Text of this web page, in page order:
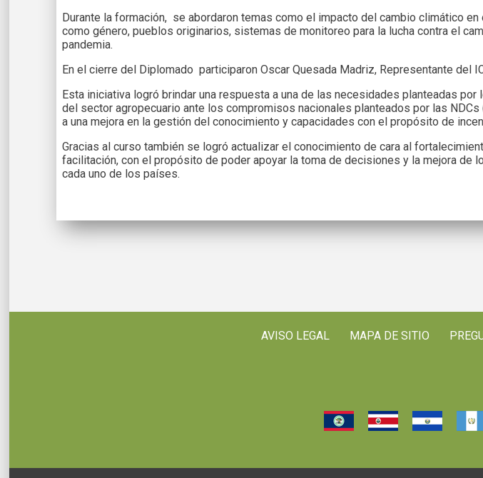
Durante la formación, se abordaron temas como el impacto del cambio climático
como género, pueblos originarios, sistemas de monitoreo para la lucha contra el
pandemia.
En el cierre del Diplomado participaron Oscar Quesada Madriz, Representante del
Esta iniciativa logró brindar una respuesta a una de las necesidades planteadas
del sector agropecuario ante los compromisos nacionales planteados por las
a una mejora en la gestión del conocimiento y capacidades con el propósito de
Gracias al curso también se logró actualizar el conocimiento de cara al
facilitación, con el propósito de poder apoyar la toma de decisiones y la mejora
cada uno de los países.
AVISO LEGAL MAPA DE SITIO